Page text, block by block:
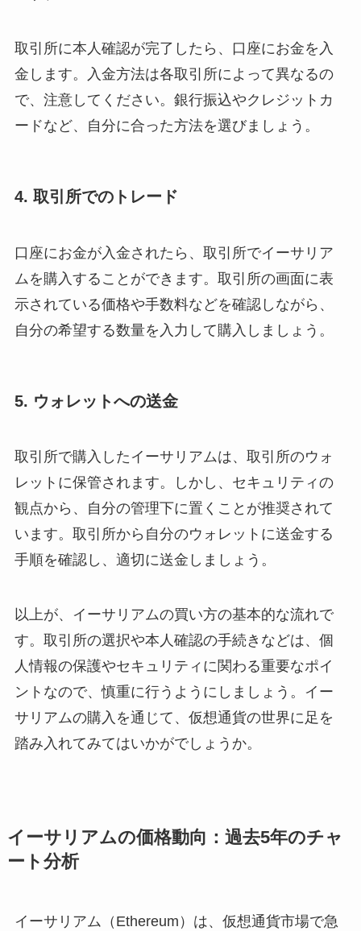
取引所に本人確認が完了したら、口座にお金を入
金します。入金方法は各取引所によって異なるの
で、注意してください。銀行振込やクレジットカ
ードなど、自分に合った方法を選びましょう。
4. 取引所でのトレード
口座にお金が入金されたら、取引所でイーサリア
ムを購入することができます。取引所の画面に表
示されている価格や手数料などを確認しながら、
自分の希望する数量を入力して購入しましょう。
5. ウォレットへの送金
取引所で購入したイーサリアムは、取引所のウォ
レットに保管されます。しかし、セキュリティの
観点から、自分の管理下に置くことが推奨されて
います。取引所から自分のウォレットに送金する
手順を確認し、適切に送金しましょう。
以上が、イーサリアムの買い方の基本的な流れで
す。取引所の選択や本人確認の手続きなどは、個
人情報の保護やセキュリティに関わる重要なポイ
ントなので、慎重に行うようにしましょう。イー
サリアムの購入を通じて、仮想通貨の世界に足を
踏み入れてみてはいかがでしょうか。
イーサリアムの価格動向：過去5年のチャ
ート分析
イーサリアム（Ethereum）は、仮想通貨市場で急